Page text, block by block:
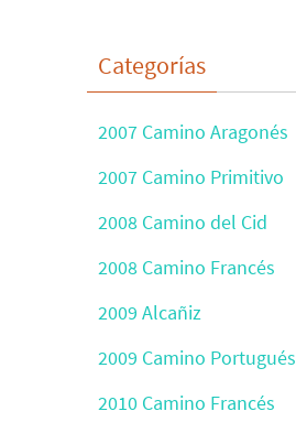
Categorías
2007 Camino Aragonés
2007 Camino Primitivo
2008 Camino del Cid
2008 Camino Francés
2009 Alcañiz
2009 Camino Portugués
2010 Camino Francés